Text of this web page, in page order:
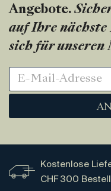
Angebote.
auf Ihre nächste
sich für unseren
Kostenlose
CHF 300